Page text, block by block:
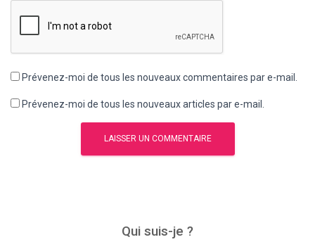
Prévenez-moi de tous les nouveaux commentaires par e-mail.
Prévenez-moi de tous les nouveaux articles par e-mail.
Qui suis-je ?